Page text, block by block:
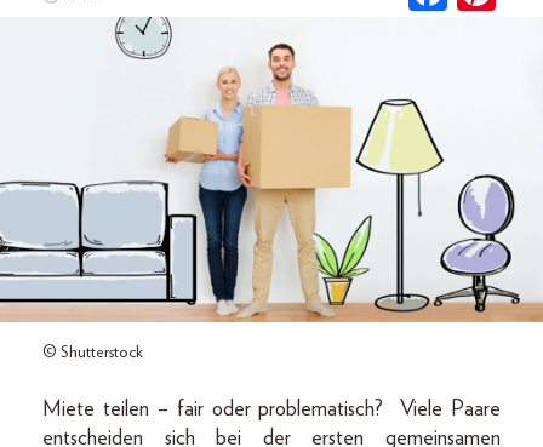
© Shutterstock
Miete teilen – fair oder problematisch? Viele Paare
entscheiden sich bei der ersten gemeinsamen